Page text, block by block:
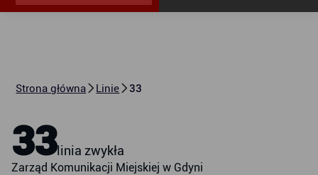
Strona główna Linie 33
33linia zwykła
Zarząd Komunikacji Miejskiej w Gdyni